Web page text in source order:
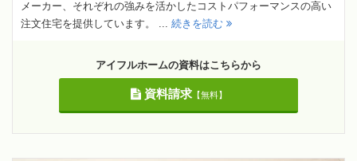
メーカー、それぞれの強みを活かしたコストパフォーマンスの高い
注文住宅を提供しています。 ... 続きを読む
アイフルホームの資料はこちらから
資料請求【無料】